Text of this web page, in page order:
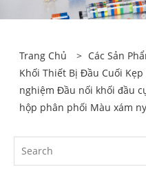
Trang Chủ > Các Sản
Khối Thiết Bị Đầu Cuối Kẹp
nghiệm Đầu nối khối đầu
hộp phân phối Màu xám